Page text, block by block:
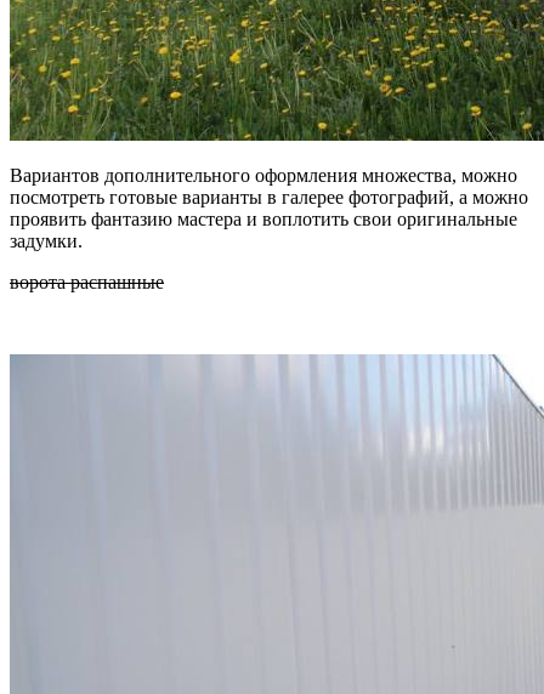
Вариантов дополнительного оформления множества, можно
посмотреть готовые варианты в галерее фотографий, а можно
проявить фантазию мастера и воплотить свои оригинальные
задумки.
ворота распашные